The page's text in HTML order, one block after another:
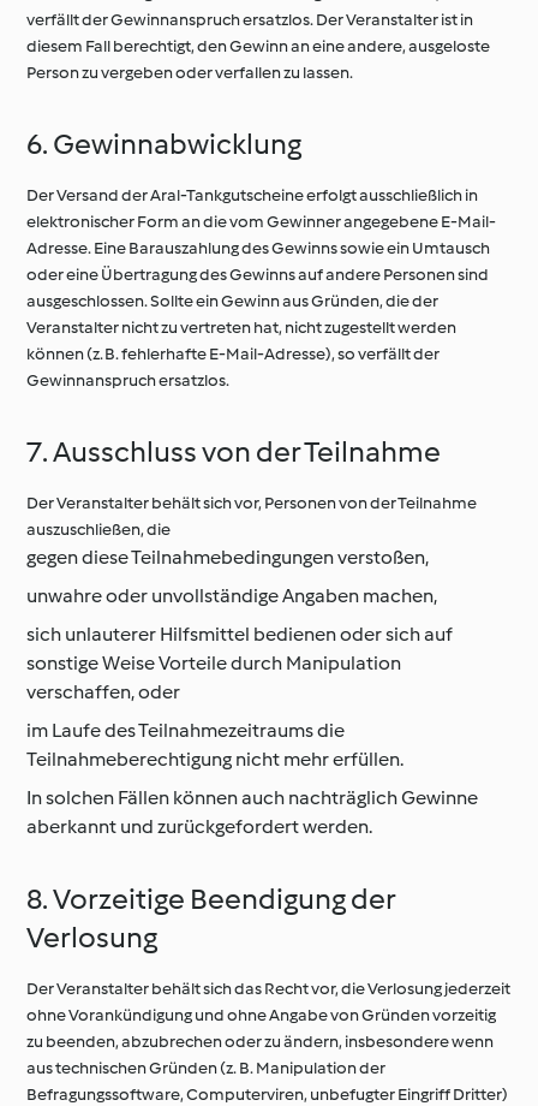
verfällt der Gewinnanspruch ersatzlos. Der Veranstalter ist in
diesem Fall berechtigt, den Gewinn an eine andere, ausgeloste
Person zu vergeben oder verfallen zu lassen.
6. Gewinnabwicklung
Der Versand der Aral-Tankgutscheine erfolgt ausschließlich in
elektronischer Form an die vom Gewinner angegebene E-Mail-
Adresse. Eine Barauszahlung des Gewinns sowie ein Umtausch
oder eine Übertragung des Gewinns auf andere Personen sind
ausgeschlossen. Sollte ein Gewinn aus Gründen, die der
Veranstalter nicht zu vertreten hat, nicht zugestellt werden
können (z. B. fehlerhafte E-Mail-Adresse), so verfällt der
Gewinnanspruch ersatzlos.
7. Ausschluss von der Teilnahme
Der Veranstalter behält sich vor, Personen von der Teilnahme
auszuschließen, die
gegen diese Teilnahmebedingungen verstoßen,
unwahre oder unvollständige Angaben machen,
sich unlauterer Hilfsmittel bedienen oder sich auf
sonstige Weise Vorteile durch Manipulation
verschaffen, oder
im Laufe des Teilnahmezeitraums die
Teilnahmeberechtigung nicht mehr erfüllen.
In solchen Fällen können auch nachträglich Gewinne
aberkannt und zurückgefordert werden.
8. Vorzeitige Beendigung der
Verlosung
Der Veranstalter behält sich das Recht vor, die Verlosung jederzeit
ohne Vorankündigung und ohne Angabe von Gründen vorzeitig
zu beenden, abzubrechen oder zu ändern, insbesondere wenn
aus technischen Gründen (z. B. Manipulation der
Befragungssoftware, Computerviren, unbefugter Eingriff Dritter)